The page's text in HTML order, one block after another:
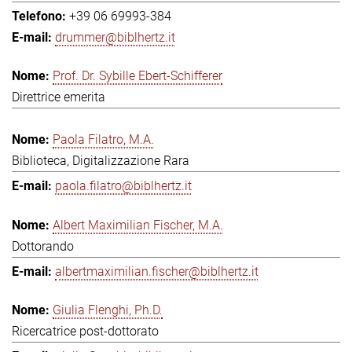
+39 06 69993-384
drummer@biblhertz.it
Prof. Dr. Sybille Ebert-Schifferer
Direttrice emerita
Paola Filatro, M.A.
Biblioteca, Digitalizzazione Rara
paola.filatro@biblhertz.it
Albert Maximilian Fischer, M.A.
Dottorando
albertmaximilian.fischer@biblhertz.it
Giulia Flenghi, Ph.D.
Ricercatrice post-dottorato